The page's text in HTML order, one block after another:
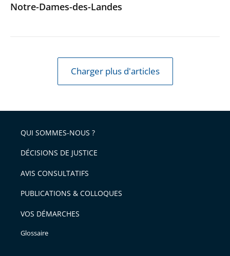
Notre-Dames-des-Landes
Charger plus d'articles
QUI SOMMES-NOUS ?
DÉCISIONS DE JUSTICE
AVIS CONSULTATIFS
PUBLICATIONS & COLLOQUES
VOS DÉMARCHES
Glossaire